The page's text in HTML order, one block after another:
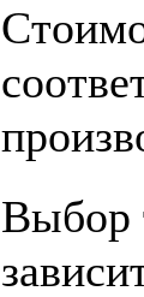
Выбор